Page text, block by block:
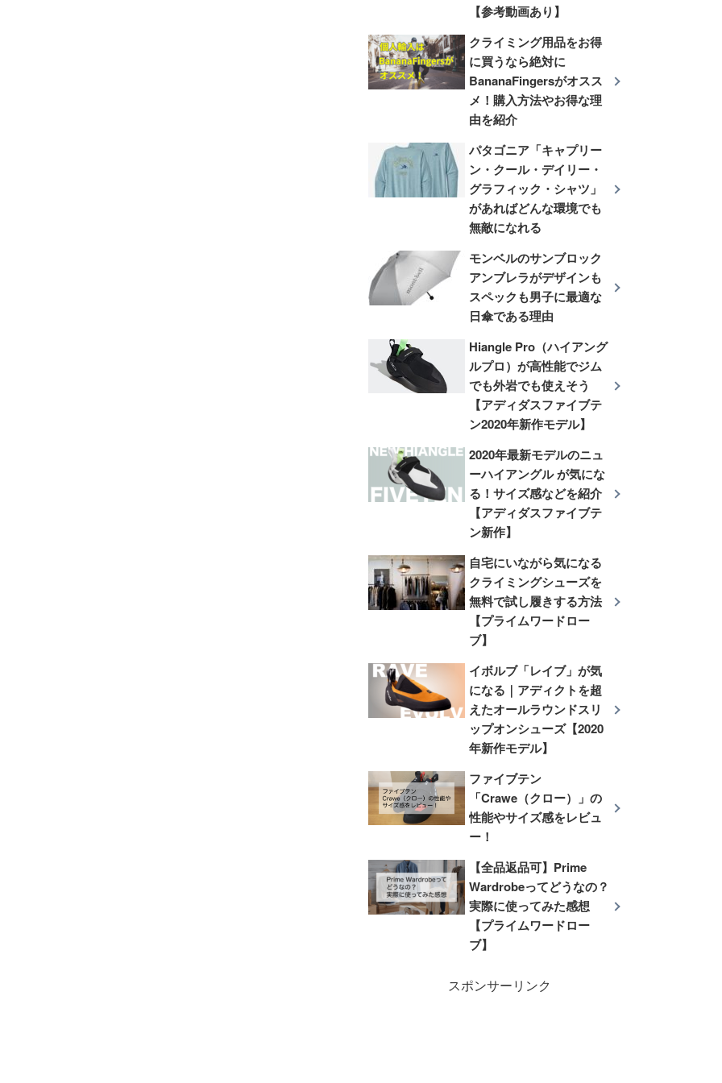
【参考動画あり】
クライミング用品をお得
に買うなら絶対に
BananaFingersがオスス
メ！購入方法やお得な理
由を紹介
パタゴニア「キャプリー
ン・クール・デイリー・
グラフィック・シャツ」
があればどんな環境でも
無敵になれる
モンベルのサンブロック
アンブレラがデザインも
スペックも男子に最適な
日傘である理由
Hiangle Pro（ハイアング
ルプロ）が高性能でジム
でも外岩でも使えそう
【アディダスファイブテ
ン2020年新作モデル】
2020年最新モデルのニュ
ーハイアングル が気にな
る！サイズ感などを紹介
【アディダスファイブテ
ン新作】
自宅にいながら気になる
クライミングシューズを
無料で試し履きする方法
【プライムワードロー
ブ】
イボルブ「レイブ」が気
になる｜アディクトを超
えたオールラウンドスリ
ップオンシューズ【2020
年新作モデル】
ファイブテン
「Crawe（クロー）」の
性能やサイズ感をレビュ
ー！
【全品返品可】Prime
Wardrobeってどうなの？
実際に使ってみた感想
【プライムワードロー
ブ】
スポンサーリンク